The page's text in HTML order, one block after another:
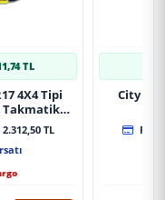
TL
4X4 Tipi
Takmatik
TL
City